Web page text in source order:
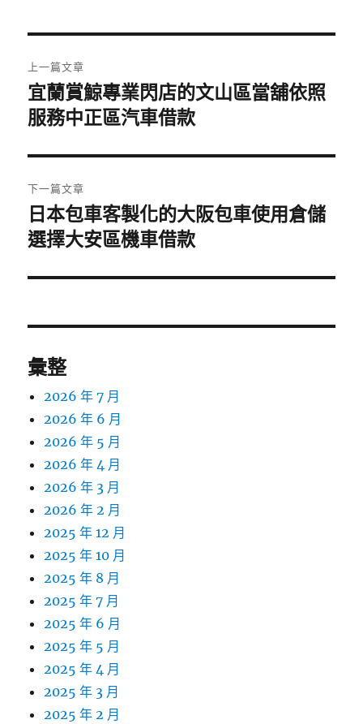
章
導
覽
上一篇文章
上
一
文
章:
宜蘭賞鯨專業閃店的文山區當舖依照
服務中正區汽車借款
下一篇文章
下
一
文
日本包車客製化的大阪包車使用倉儲
選擇大安區機車借款
彙整
2026 年 7 月
2026 年 6 月
2026 年 5 月
2026 年 4 月
2026 年 3 月
2026 年 2 月
2025 年 12 月
2025 年 10 月
2025 年 8 月
2025 年 7 月
2025 年 6 月
2025 年 5 月
2025 年 4 月
2025 年 3 月
2025 年 2 月